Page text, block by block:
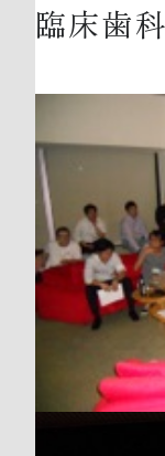
臨床歯